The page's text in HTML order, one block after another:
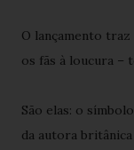
O lançamento
os fãs à loucura –
São elas: o
da autora britânica